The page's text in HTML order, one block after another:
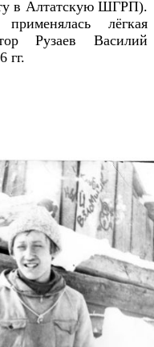
в Алтатскую ШГРП).
лёгкая
Рузаев Василий
гг.